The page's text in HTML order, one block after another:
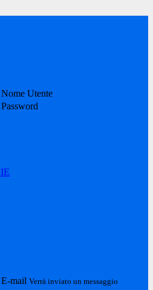
Nome Utente
Password
E-mail Verrà inviato un messaggio